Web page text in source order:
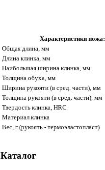
Характеристики ножа:
Общая длина, мм
Длина клинка, мм
Наибольшая ширина клинка, мм
Толщина обуха, мм
Ширина рукояти (в сред. части), мм
Толщина рукояти (в сред. части), мм
Твердость клинка, HRC
Материал клинка
Вес, г (рукоять - термоэластопласт)
Каталог